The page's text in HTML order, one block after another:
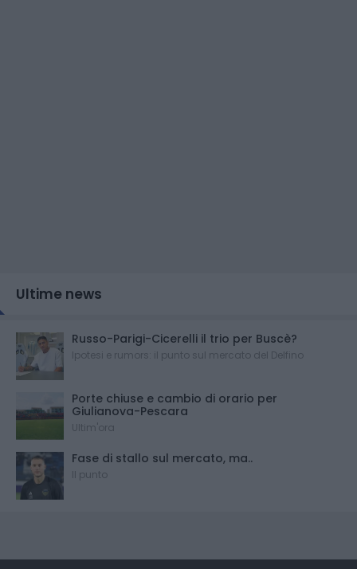
Ultime news
Russo-Parigi-Cicerelli il trio per Buscè?
Ipotesi e rumors: il punto sul mercato del Delfino
Porte chiuse e cambio di orario per
Giulianova-Pescara
Ultim'ora
Fase di stallo sul mercato, ma..
Il punto